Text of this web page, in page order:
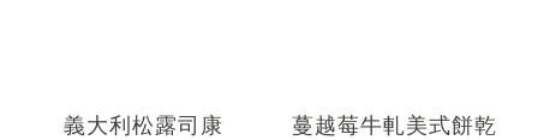
義大利松露司康 蔓越莓牛軋美式餅乾